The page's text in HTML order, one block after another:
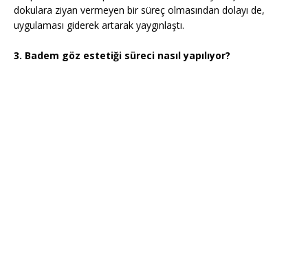
dokulara ziyan vermeyen bir süreç olmasından dolayı de,
uygulaması giderek artarak yaygınlaştı.
3. Badem göz estetiği süreci nasıl yapılıyor?